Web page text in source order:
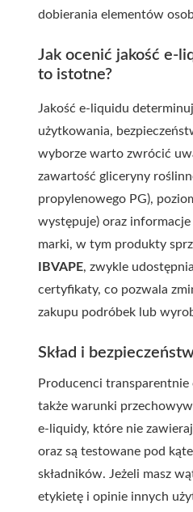
dobierania elementów
Jak ocenić jakość e-
to istotne?
Jakość e-liquidu
użytkowania,
wyborze warto zwrócić
zawartość gliceryny
propylenowego PG),
występuje) oraz
marki, w tym produkty
IBVAPE, zwykle
certyfikaty, co pozwala
zakupu podróbek lub
Skład i
Producenci transparentnie
także warunki
e-liquidy, które nie
oraz są testowane pod
składników. Jeżeli masz
etykietę i opinie innych